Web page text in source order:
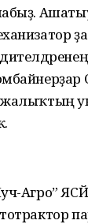
Агро”